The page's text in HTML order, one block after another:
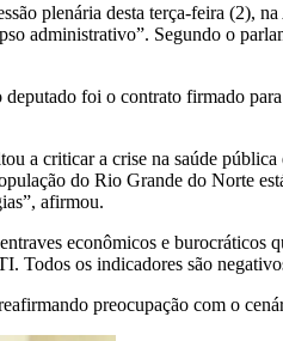
plenária desta terça-feira (2),
administrativo”. Segundo o
foi o contrato firmado
a criticar a crise na saúde pública
do Rio Grande do Norte
afirmou.
econômicos e burocráticos
Todos os indicadores são
preocupação com o